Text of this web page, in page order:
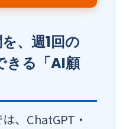
、週1回の
きる「AI顧
、ChatGPT・